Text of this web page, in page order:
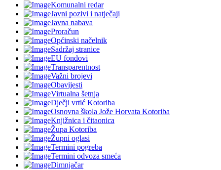
Komunalni redar
Javni pozivi i natječaji
Javna nabava
Proračun
Općinski načelnik
Sadržaj stranice
EU fondovi
Transparentnost
Važni brojevi
Obavijesti
Virtualna šetnja
Dječji vrtić Kotoriba
Osnovna škola Jože Horvata Kotoriba
Knjižnica i čitaonica
Župa Kotoriba
Župni oglasi
Termini pogreba
Termini odvoza smeća
Dimnjačar